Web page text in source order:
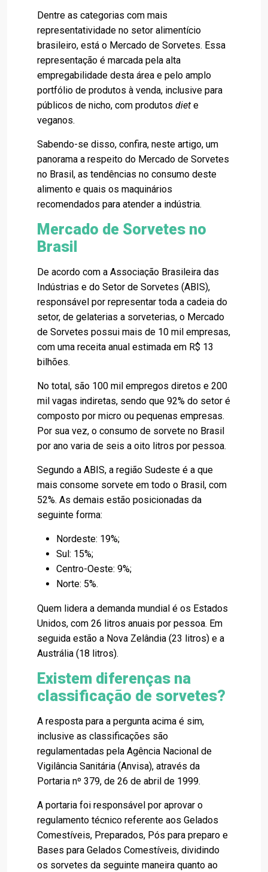
Dentre as categorias com mais
representatividade no setor alimentício
brasileiro, está o Mercado de Sorvetes. Essa
representação é marcada pela alta
empregabilidade desta área e pelo amplo
portfólio de produtos à venda, inclusive para
públicos de nicho, com produtos diet e
veganos.
Sabendo-se disso, confira, neste artigo, um
panorama a respeito do Mercado de Sorvetes
no Brasil, as tendências no consumo deste
alimento e quais os maquinários
recomendados para atender a indústria.
Mercado de Sorvetes no
Brasil
De acordo com a Associação Brasileira das
Indústrias e do Setor de Sorvetes (ABIS),
responsável por representar toda a cadeia do
setor, de gelaterias a sorveterias, o Mercado
de Sorvetes possui mais de 10 mil empresas,
com uma receita anual estimada em R$ 13
bilhões.
No total, são 100 mil empregos diretos e 200
mil vagas indiretas, sendo que 92% do setor é
composto por micro ou pequenas empresas.
Por sua vez, o consumo de sorvete no Brasil
por ano varia de seis a oito litros por pessoa.
Segundo a ABIS, a região Sudeste é a que
mais consome sorvete em todo o Brasil, com
52%. As demais estão posicionadas da
seguinte forma:
Nordeste: 19%;
Sul: 15%;
Centro-Oeste: 9%;
Norte: 5%.
Quem lidera a demanda mundial é os Estados
Unidos, com 26 litros anuais por pessoa. Em
seguida estão a Nova Zelândia (23 litros) e a
Austrália (18 litros).
Existem diferenças na
classificação de sorvetes?
A resposta para a pergunta acima é sim,
inclusive as classificações são
regulamentadas pela Agência Nacional de
Vigilância Sanitária (Anvisa), através da
Portaria nº 379, de 26 de abril de 1999.
A portaria foi responsável por aprovar o
regulamento técnico referente aos Gelados
Comestíveis, Preparados, Pós para preparo e
Bases para Gelados Comestíveis, dividindo
os sorvetes da seguinte maneira quanto ao